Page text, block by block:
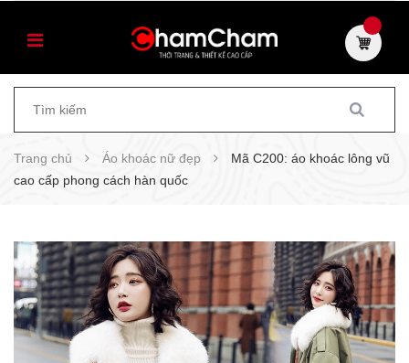
Trang chủ Áo khoác nữ đẹp
Mã C200: áo khoác lông vũ
cao cấp phong cách hàn quốc